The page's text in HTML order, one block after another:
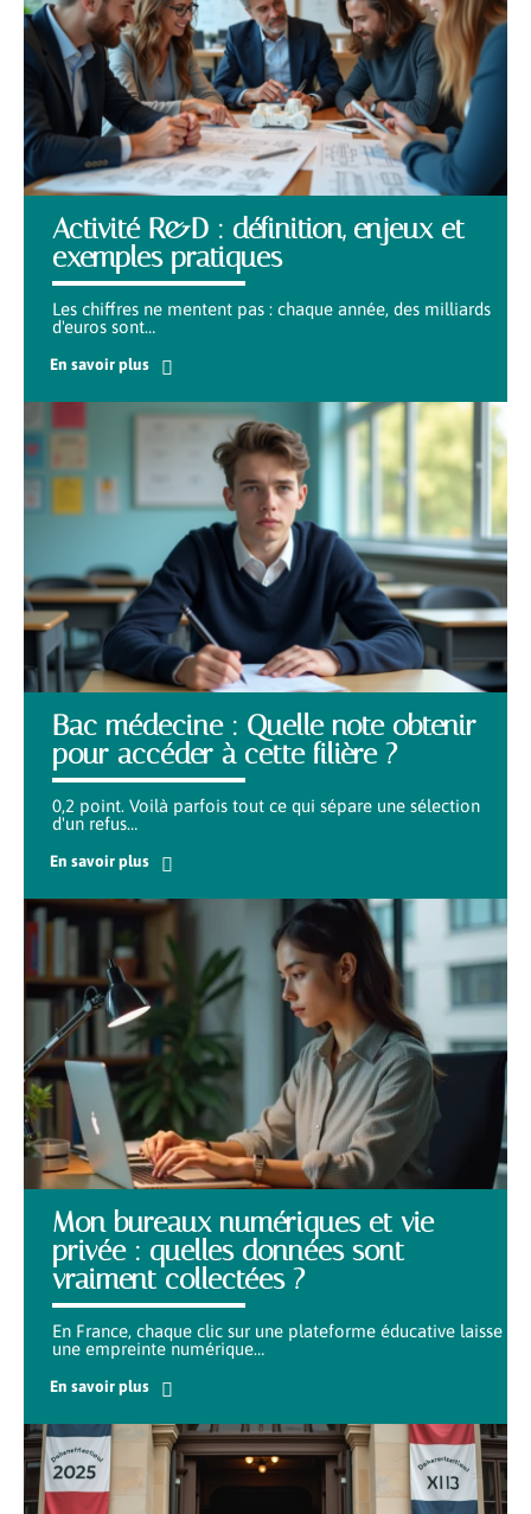
Activité R&D : définition, enjeux et
exemples pratiques
Les chiffres ne mentent pas : chaque année, des milliards
d'euros sont…
En savoir plus
Bac médecine : Quelle note obtenir
pour accéder à cette filière ?
0,2 point. Voilà parfois tout ce qui sépare une sélection
d'un refus…
En savoir plus
Mon bureaux numériques et vie
privée : quelles données sont
vraiment collectées ?
En France, chaque clic sur une plateforme éducative laisse
une empreinte numérique…
En savoir plus